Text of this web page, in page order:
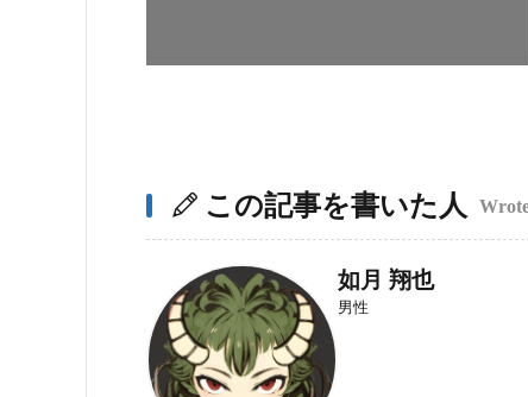
この記事を書いた人
如月 翔也
男性